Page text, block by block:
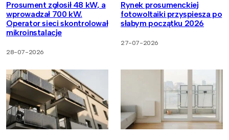
Prosument zgłosił 48 kW, a
wprowadzał 700 kW.
Operator sieci skontrolował
mikroinstalacje
28-07-2026
Rynek prosumenckiej
fotowoltaiki przyspiesza po
słabym początku 2026
27-07-2026